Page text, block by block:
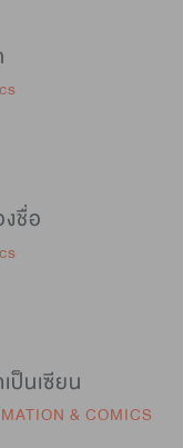
ชื่อ
ป็นเซียน
& COMICS